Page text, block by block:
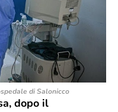
di Salonicco
dopo il